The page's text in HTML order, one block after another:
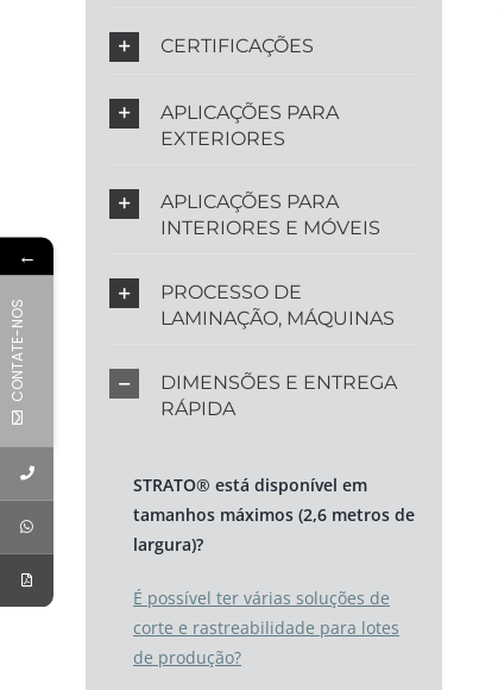
CERTIFICAÇÕES
APLICAÇÕES PARA
EXTERIORES
APLICAÇÕES PARA
INTERIORES E MÓVEIS
PROCESSO DE
LAMINAÇÃO, MÁQUINAS
DIMENSÕES E ENTREGA
RÁPIDA
STRATO® está disponível em
tamanhos máximos (2,6 metros de
largura)?
É possível ter várias soluções de
corte e rastreabilidade para lotes
de produção?
←
CONTATE-NOS